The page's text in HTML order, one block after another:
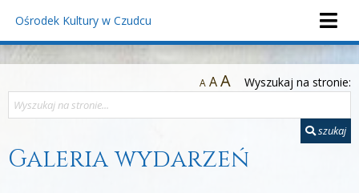
Ośrodek Kultury w Czudcu
A AA Wyszukaj na stronie:
szukaj
Galeria wydarzeń